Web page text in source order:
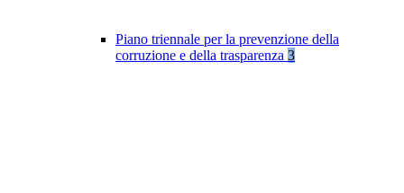
Piano triennale per la prevenzione della
corruzione e della trasparenza 3